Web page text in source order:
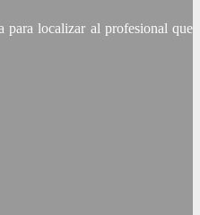
para localizar al profesional que